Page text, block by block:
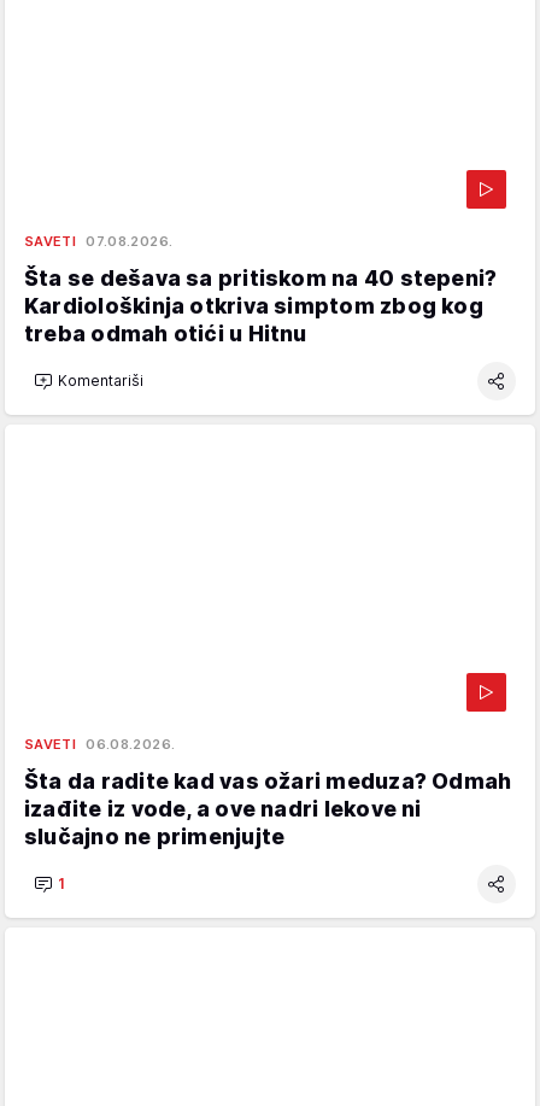
SAVETI 07.08.2026.
Šta se dešava sa pritiskom na 40 stepeni?
Kardiološkinja otkriva simptom zbog kog
treba odmah otići u Hitnu
Komentariši
SAVETI 06.08.2026.
Šta da radite kad vas ožari meduza? Odmah
izađite iz vode, a ove nadri lekove ni
slučajno ne primenjujte
1